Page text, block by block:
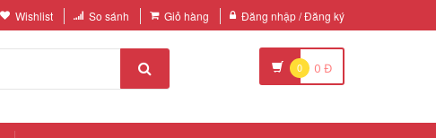
Wishlist So sánh Giỏ hàng Đăng nhập / Đăng ký
0 0 Đ